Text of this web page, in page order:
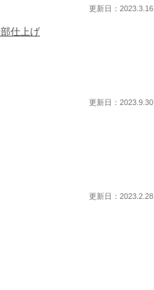
仕上げ
更新日：2023.3.16
更新日：2023.9.30
更新日：2023.2.28